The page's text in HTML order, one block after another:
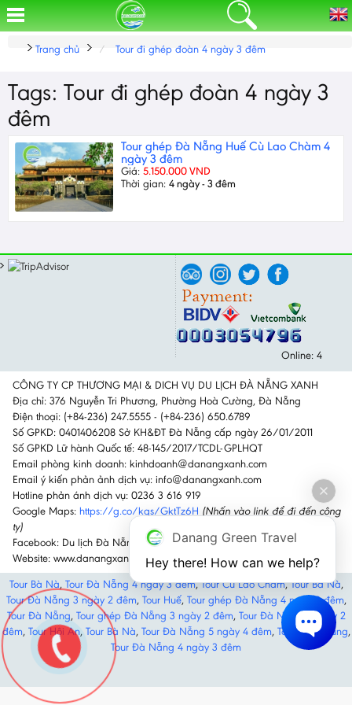
Trang chủ Tour đi ghép đoàn 4 ngày 3 đêm
Tags: Tour đi ghép đoàn 4 ngày 3
đêm
Tour ghép Đà Nẵng Huế Cù Lao Chàm 4
ngày 3 đêm
Giá: 5.150.000 VND
Thời gian: 4 ngày - 3 đêm
Online: 4
CÔNG TY CP THƯƠNG MẠI & DICH VỤ DU LỊCH ĐÀ NẴNG XANH
Địa chỉ: 376 Nguyễn Tri Phương, Phường Hoà Cường, Đà Nẵng
Điện thoại: (+84-236) 247.5555 - (+84-236) 650.6789
Số GPKD: 0401406208 Sở KH&ĐT Đà Nẵng cấp ngày 26/01/2011
Số GPKD Lữ hành Quốc tế: 48-145/2017/TCDL-GPLHQT
Email phòng kinh doanh: kinhdoanh@danangxanh.com
Email ý kiến phản ảnh dịch vụ: info@danangxanh.com
Hotline phản ánh dịch vụ: 0236 3 616 919
Google Maps: https://g.co/kgs/GktTz6H (Nhấn vào link để đi đến công
ty)
Facebook: Du lịch Đà Nẵng Xanh
Website: www.danangxanh.com
Tour Bà Nà, Tour Đà Nẵng 4 ngày 3 đêm,Tour Cù Lao Chàm,Tour Bà Nà,
Tour Đà Nẵng 3 ngày 2 đêm, Tour Huế, Tour ghép Đà Nẵng 4 ngày 3 đêm,
Tour Đà Nẵng, Tour ghép Đà Nẵng 3 ngày 2 đêm, Tour Đà Nẵng 3 ngày 2
đêm, Tour Hội An, Tour Bà Nà, Tour Đà Nẵng 5 ngày 4 đêm, Tour miền Trung,
Tour Đà Nẵng 4 ngày 3 đêm
Danang Green Travel
Hey there! How can we help?